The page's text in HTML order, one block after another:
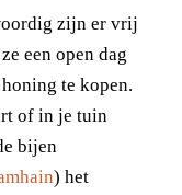
zijn er vrij
een open dag
te kopen.
of in je tuin
bijen
) het